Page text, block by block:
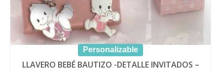
Personalizable
LLAVERO BEBÉ BAUTIZO -DETALLE INVITADOS –